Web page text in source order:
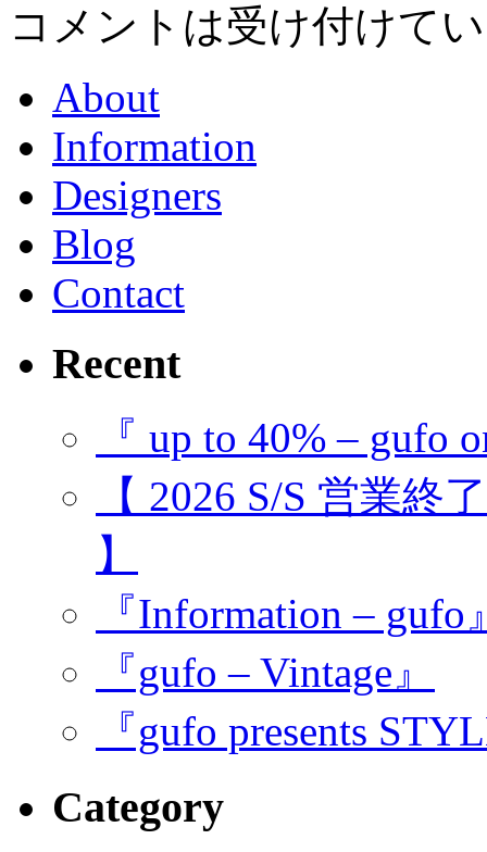
コメントは受け付けて
About
Information
Designers
Blog
Contact
Recent
『 up to 40% – gufo
【 2026 S/S 営業終
】
『Information – gufo
『gufo – Vintage』
『gufo presents
Category